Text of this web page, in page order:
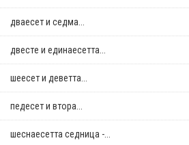
дваесет и седма...
двестe и единаесетта...
шеесет и деветта...
педесет и втора...
шеснаесетта седница -...